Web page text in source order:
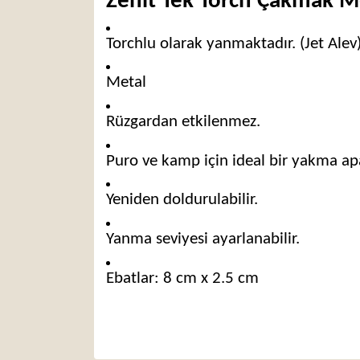
Torchlu olarak yanmaktadır. (Jet Alev)
Metal
Rüzgardan etkilenmez.
Puro ve kamp için ideal bir yakma
Yeniden doldurulabilir.
Yanma seviyesi ayarlanabilir.
Ebatlar: 8 cm x 2.5 cm